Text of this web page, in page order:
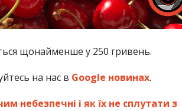
щонайменше у 250 гривень.
на нас в Google новинах.
небезпечні і як їх не сплутати з